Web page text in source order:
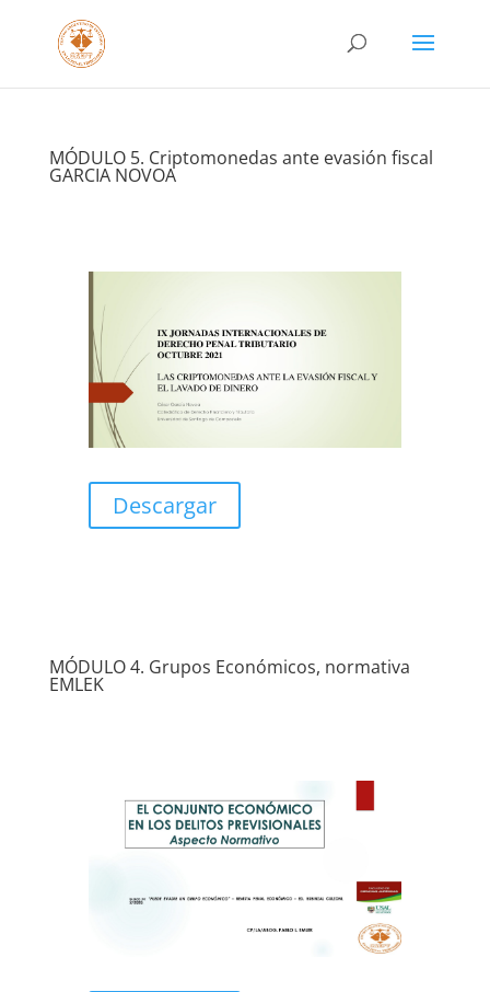
MÓDULO 5. Criptomonedas ante evasión fiscal
GARCIA NOVOA
Descargar
MÓDULO 4. Grupos Económicos, normativa
EMLEK